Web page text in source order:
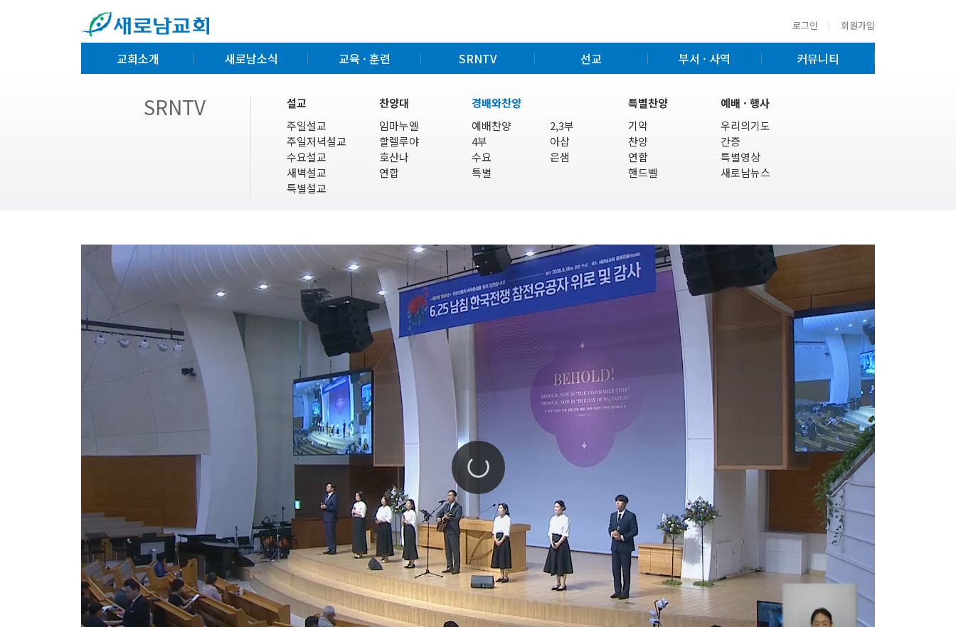
로그인 회원가입
교회소개 새로남소식 교육 · 훈련 SRNTV 선교 부서 · 사역 커뮤니티
SRNTV
설교
주일설교
주일저녁설교
수요설교
새벽설교
특별설교
찬양대
임마누엘
할렐루야
호산나
연합
경배와찬양
예배찬양
2,3부
4부
아삽
수요
은샘
특별
특별찬양
기악
찬양
연합
핸드벨
예배 · 행사
우리의기도
간증
특별영상
새로남뉴스